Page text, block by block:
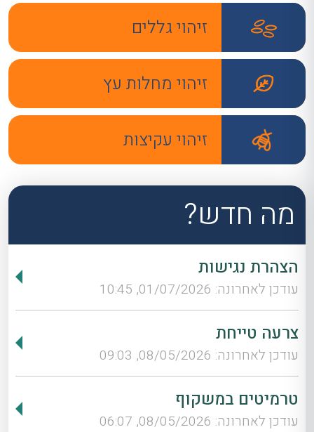
זיהוי גללים
זיהוי מחלות עץ
זיהוי עקיצות
מה חדש?
הצהרת נגישות
עודכן לאחרונה: 01/07/2026, 10:45
צרעה טייחת
עודכן לאחרונה: 08/05/2026, 09:03
טרמיטים במשקוף
עודכן לאחרונה: 08/05/2026, 06:07